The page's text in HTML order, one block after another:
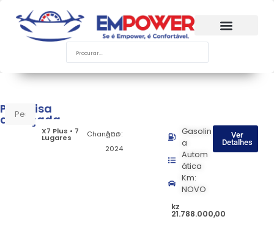
Pesquisa
avançada
X7 Plus • 7
Lugares Changan
Ano:
2024
Gasolin
a
Autom
ática
Km:
NOVO
kz
21.788.000,00
Ver
Detalhes